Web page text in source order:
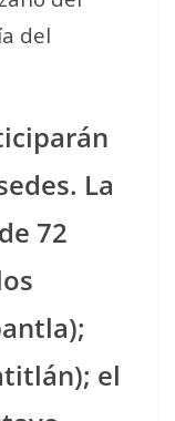
del
La
72
el